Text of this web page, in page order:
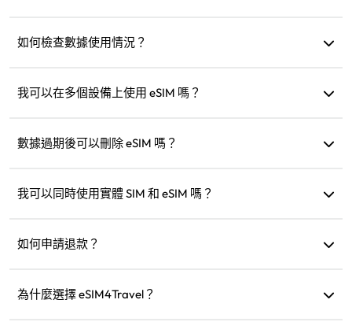
用使用。
如何檢查數據使用情況？
我可以在多個設備上使用 eSIM 嗎？
服。
數據過期後可以刪除 eSIM 嗎？
我可以同時使用實體 SIM 和 eSIM 嗎？
漫遊費用。
如何申請退款？
請退款。退款會在 5-7 個工作日內退回您的原付款賬戶。
為什麼選擇 eSIM4Travel？